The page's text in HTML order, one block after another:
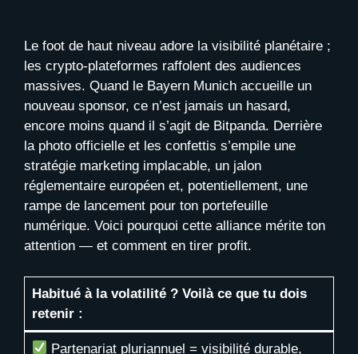
Le foot de haut niveau adore la visibilité planétaire ;
les crypto-plateformes raffolent des audiences
massives. Quand le Bayern Munich accueille un
nouveau sponsor, ce n’est jamais un hasard,
encore moins quand il s’agit de Bitpanda. Derrière
la photo officielle et les confettis s’empile une
stratégie marketing implacable, un jalon
réglementaire européen et, potentiellement, une
rampe de lancement pour ton portefeuille
numérique. Voici pourquoi cette alliance mérite ton
attention — et comment en tirer profit.
Habitué à la volatilité ? Voilà ce que tu dois
retenir :
Partenariat pluriannuel = visibilité durable,